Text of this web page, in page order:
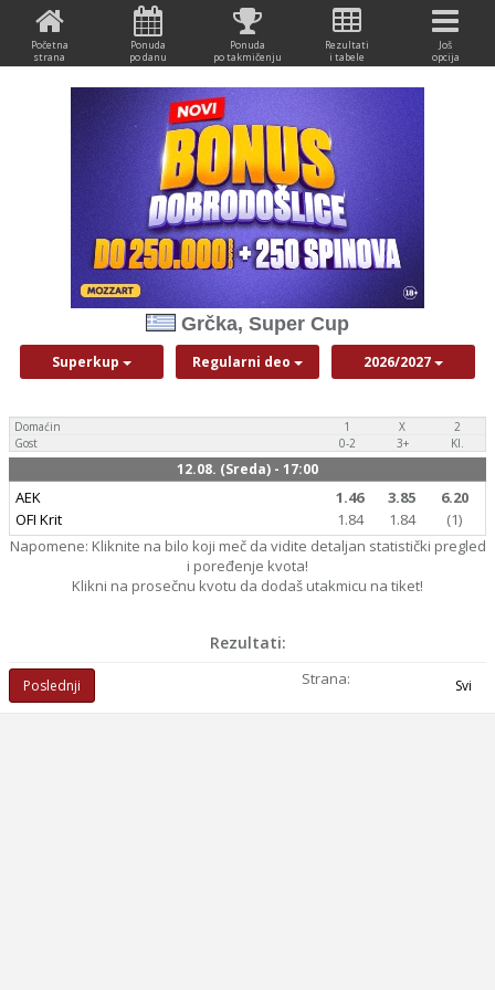
Početna
strana
Ponuda
po danu
Ponuda
po takmičenju
Rezultati
i tabele
Još
opcija
Grčka, Super Cup
Superkup Regularni deo 2026/2027
Domaćin
Gost
1 X
2
0-2
3+ Kl.
12.08. (Sreda) - 17:00
AEK
OFI Krit
1.46 3.85
6.20
1.84
1.84
(1)
Napomene: Kliknite na bilo koji meč da vidite detaljan statistički pregled
i poređenje kvota!
Klikni na prosečnu kvotu da dodaš utakmicu na tiket!
Rezultati:
Poslednji Strana: Svi